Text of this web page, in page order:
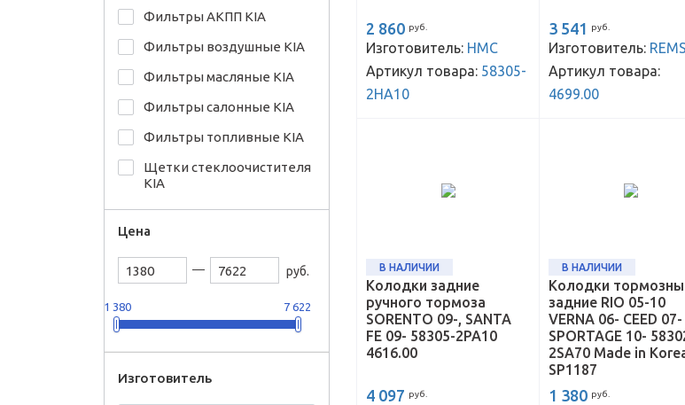
Фильтры АКПП KIA
Фильтры воздушные KIA
Фильтры масляные KIA
Фильтры салонные KIA
Фильтры топливные KIA
Щетки стеклоочистителя
KIA
Цена
руб.
1 380 7 622
Изготовитель
2 860 руб.
Изготовитель: HMC
Артикул товара: 58305-
2HA10
3 541 руб.
Изготовитель:
Артикул товара:
4699.00
В НАЛИЧИИ
Колодки задние
ручного тормоза
SORENTO 09-, SANTA
FE 09- 58305-2PA10
4616.00
4 097 руб.
В НАЛИЧИИ
Колодки
задние RIO 05-10
VERNA 06- CEED 07-
SPORTAGE 10-
2SA70 Made in
SP1187
1 380 руб.